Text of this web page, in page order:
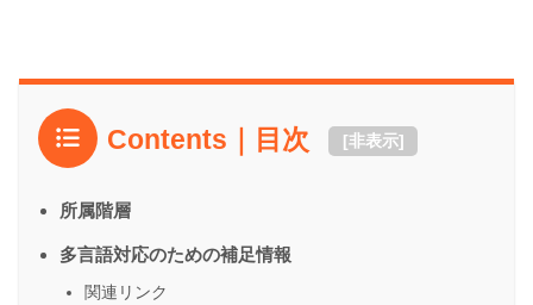
Contents｜目次 [非表示]
所属階層
多言語対応のための補足情報
関連リンク